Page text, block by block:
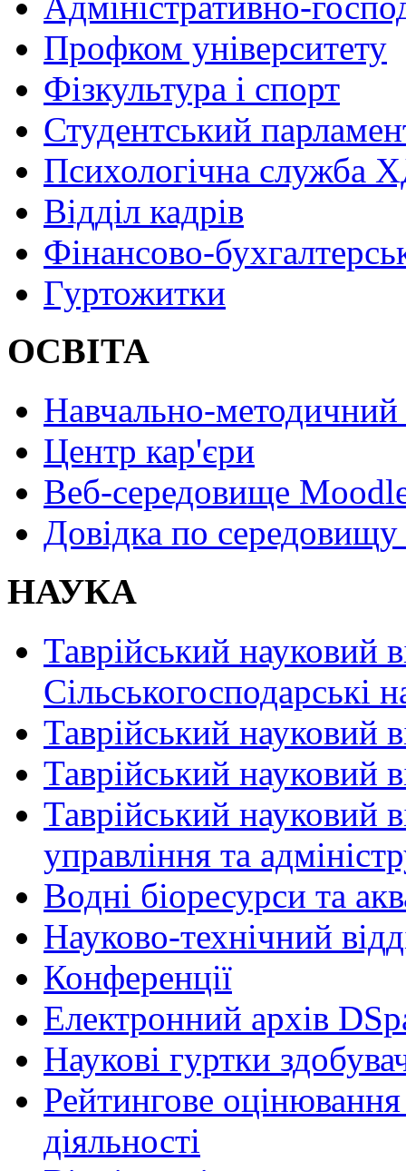
Профком університету
Фізкультура і спорт
Студентський
Психологічна служба
Відділ кадрів
Фінансово-
Гуртожитки
ОСВІТА
Навчально-методичний
Центр кар'єри
Веб-середовище
Довідка по
НАУКА
Таврійський науковий
Сільськогосподарські
Таврійський науковий
Таврійський науковий
Таврійський науковий
управління та
Водні біоресурси та
Науково-технічний
Конференції
Електронний архів
Наукові гуртки
Рейтингове оцінювання
діяльності